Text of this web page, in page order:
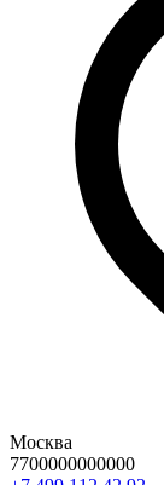
Москва
7700000000000